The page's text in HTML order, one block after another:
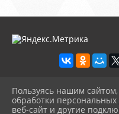
2026 г. centr-mho.obrkril.ru
Вход
Пользуясь нашим
обработки
веб-сайт и другие